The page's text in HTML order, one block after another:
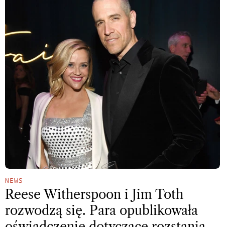
NEWS
Reese Witherspoon i Jim Toth
rozwodzą się. Para opublikowała